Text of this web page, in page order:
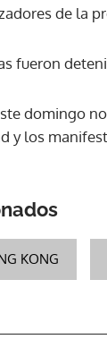
de la
fueron
domingo
y los
KONG